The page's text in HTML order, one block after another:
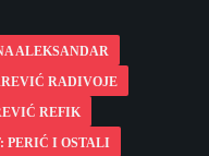
ALEKSANDAR
RADIVOJE
REFIK
PERIĆ I OSTALI